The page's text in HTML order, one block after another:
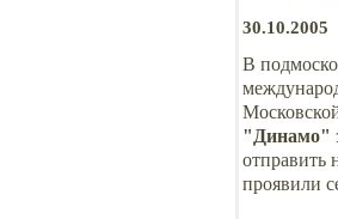
30.10.2005
В
"Динамо"
отправить
проявили